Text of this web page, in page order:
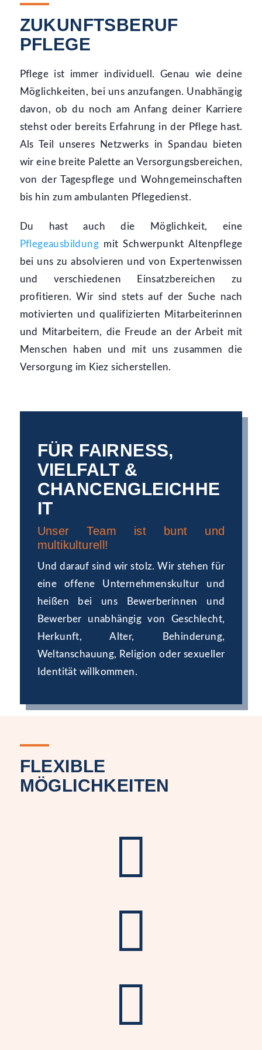
ZUKUNFTSBERUF
PFLEGE
Pflege ist immer individuell. Genau wie deine
Möglichkeiten, bei uns anzufangen. Unabhängig
davon, ob du noch am Anfang deiner Karriere
stehst oder bereits Erfahrung in der Pflege hast.
Als Teil unseres Netzwerks in Spandau bieten
wir eine breite Palette an Versorgungsbereichen,
von der Tagespflege und Wohngemeinschaften
bis hin zum ambulanten Pflegedienst.
Du hast auch die Möglichkeit, eine
Pflegeausbildung mit Schwerpunkt Altenpflege
bei uns zu absolvieren und von Expertenwissen
und verschiedenen Einsatzbereichen zu
profitieren. Wir sind stets auf der Suche nach
motivierten und qualifizierten Mitarbeiterinnen
und Mitarbeitern, die Freude an der Arbeit mit
Menschen haben und mit uns zusammen die
Versorgung im Kiez sicherstellen.
FÜR FAIRNESS,
VIELFALT &
CHANCENGLEICHHE
IT
Unser Team ist bunt und
multikulturell!
Und darauf sind wir stolz. Wir stehen für
eine offene Unternehmenskultur und
heißen bei uns Bewerberinnen und
Bewerber unabhängig von Geschlecht,
Herkunft, Alter, Behinderung,
Weltanschauung, Religion oder sexueller
Identität willkommen.
FLEXIBLE
MÖGLICHKEITEN


